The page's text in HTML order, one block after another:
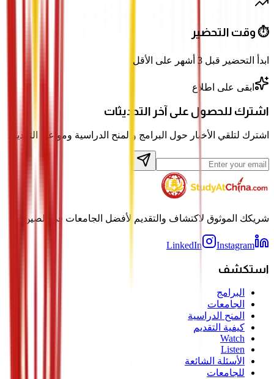
⏱️ وقت التحضير
ابدأ التحضير قبل 3 أشهر على الأقل
ابقى على اطلاع
اشترك للحصول على آخر التحديثات
اشترك لتلقي الأخبار حول البرامج والمنح الدراسية ومواعيد التقديم.
شريكك الموثوق لاكتشاف والتقديم لأفضل الجامعات في الصين.
LinkedIn Instagram
استكشف
البرامج
الجامعات
المنح الدراسية
كيفية التقديم
Watch
Listen
الأسئلة الشائعة
للجامعات